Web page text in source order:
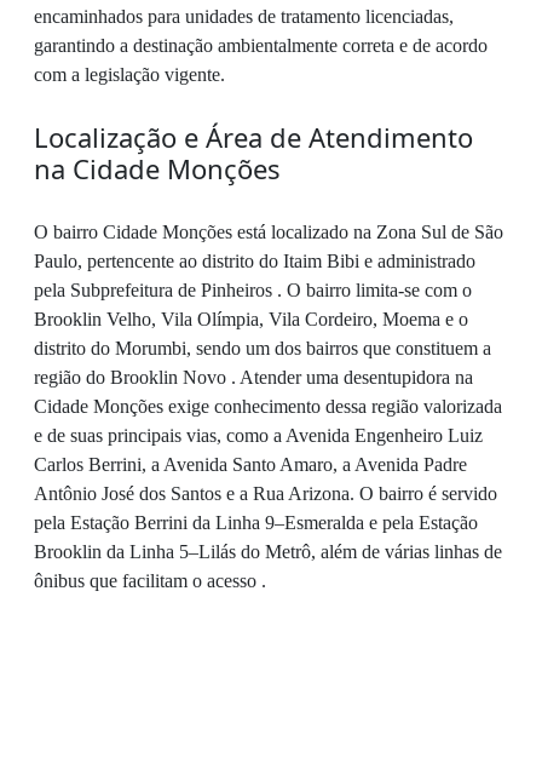
encaminhados para unidades de tratamento licenciadas,
garantindo a destinação ambientalmente correta e de acordo
com a legislação vigente.
Localização e Área de Atendimento
na Cidade Monções
O bairro Cidade Monções está localizado na Zona Sul de São
Paulo, pertencente ao distrito do Itaim Bibi e administrado
pela Subprefeitura de Pinheiros . O bairro limita-se com o
Brooklin Velho, Vila Olímpia, Vila Cordeiro, Moema e o
distrito do Morumbi, sendo um dos bairros que constituem a
região do Brooklin Novo . Atender uma desentupidora na
Cidade Monções exige conhecimento dessa região valorizada
e de suas principais vias, como a Avenida Engenheiro Luiz
Carlos Berrini, a Avenida Santo Amaro, a Avenida Padre
Antônio José dos Santos e a Rua Arizona. O bairro é servido
pela Estação Berrini da Linha 9–Esmeralda e pela Estação
Brooklin da Linha 5–Lilás do Metrô, além de várias linhas de
ônibus que facilitam o acesso .